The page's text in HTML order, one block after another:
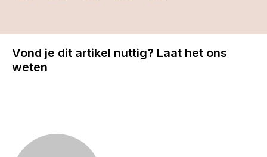
Vond je dit artikel nuttig? Laat het ons
weten